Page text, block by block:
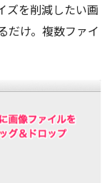
ズを削減したい画
だけ。複数ファイ